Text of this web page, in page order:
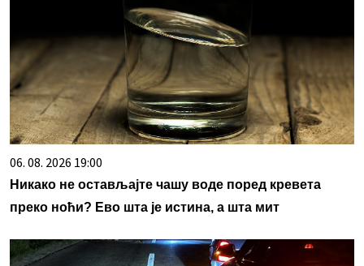
06. 08. 2026 19:00
Никако не остављајте чашу воде поред кревета
преко ноћи? Ево шта је истина, а шта мит